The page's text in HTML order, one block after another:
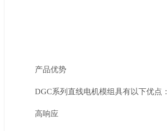
产品优势
DGC系列直线电机模组具有以下优点：
高响应